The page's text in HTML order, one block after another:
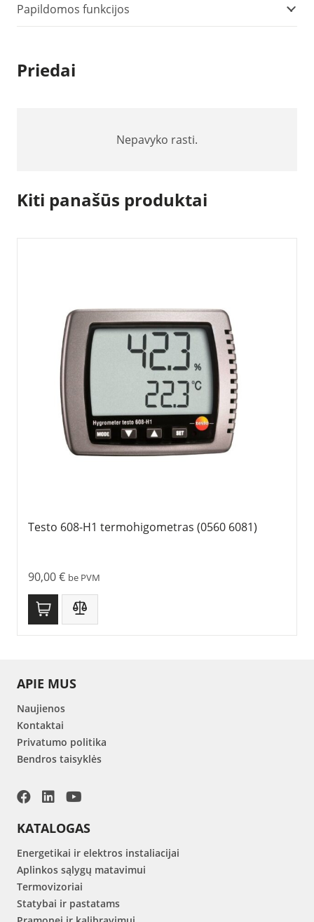
Papildomos funkcijos
Priedai
Nepavyko rasti.
Kiti panašūs produktai
Testo 608-H1 termohigometras (0560 6081)
90,00€ be PVM
APIE MUS
Naujienos
Kontaktai
Privatumo politika
Bendros taisyklės
KATALOGAS
Energetikai ir elektros instaliacijai
Aplinkos sąlygų matavimui
Termovizoriai
Statybai ir pastatams